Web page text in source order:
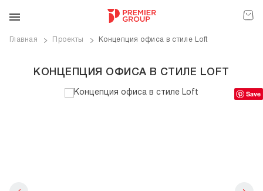
Главная Проекты Концепция офиса в стиле Loft
КОНЦЕПЦИЯ ОФИСА В СТИЛЕ LOFT
Save